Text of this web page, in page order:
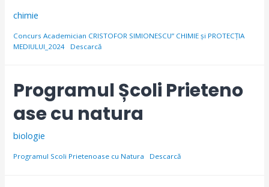
chimie
Concurs Academician CRISTOFOR SIMIONESCU” CHIMIE și PROTECŢIA
MEDIULUI_2024
Descarcă
Programul Școli Prieteno
ase cu natura
biologie
Programul Scoli Prietenoase cu Natura Descarcă